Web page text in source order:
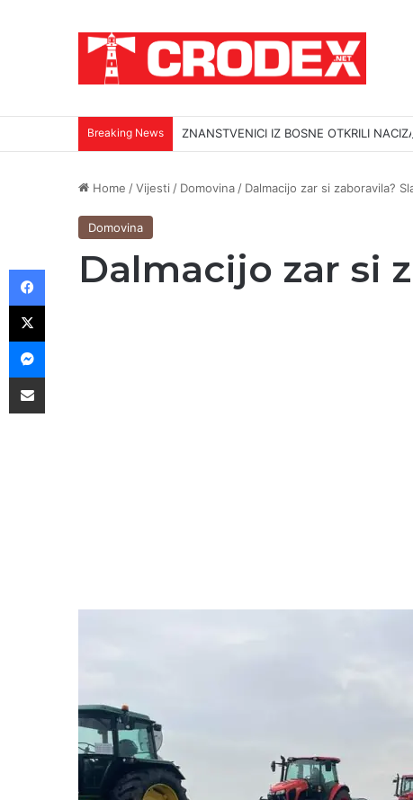
Breaking News ZNANSTVENICI IZ BOSNE OTKRILI
Home /Vijesti / Domovina / Dalmacijo zar si zaboravila?
Domovina
Dalmacijo zar si
Facebook
X
Messenger
Podijeli putem E-maila